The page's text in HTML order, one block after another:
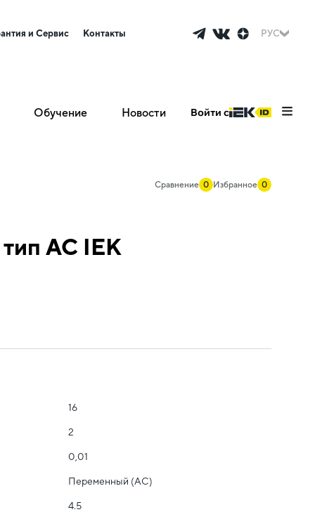
и Сервис Контакты РУС
Обучение Новости Войти с
Сравнение 0 Избранное 0
AC IEK
16
2
0,01
Переменный (AC)
4.5